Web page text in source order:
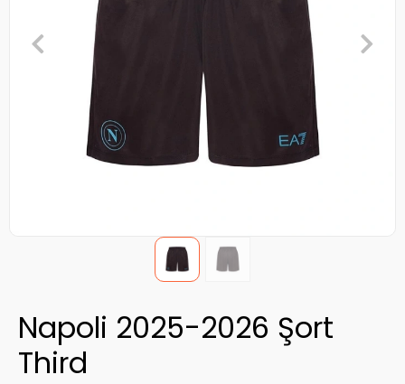
Napoli 2025-2026 Şort
Third